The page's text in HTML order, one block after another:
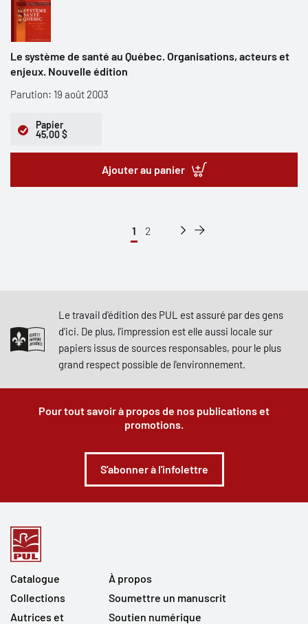
Le système de santé au Québec. Organisations, acteurs et
enjeux. Nouvelle édition
Parution: 19 août 2003
Papier
45,00 $
Ajouter au panier
1 2
Le travail d'édition des PUL est assuré par des gens
d'ici. De plus, l'impression est elle aussi locale sur
papiers issus de sources responsables, pour le plus
grand respect possible de l'environnement.
Pour tout savoir à propos de nos publications et
promotions.
S'abonner à l'infolettre
Catalogue
Collections
Autrices et
À propos
Soumettre un manuscrit
Soutien numérique